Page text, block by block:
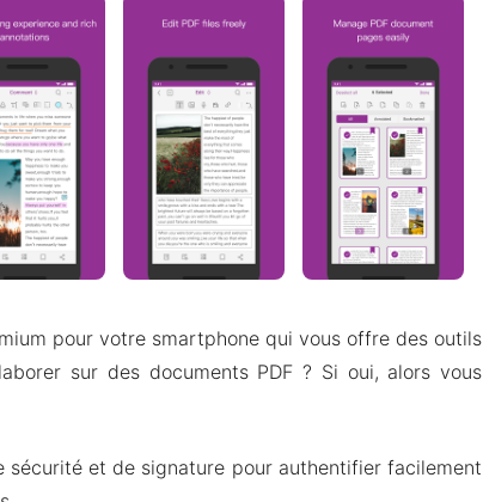
pour votre smartphone qui vous offre des outils
sur des documents PDF ? Si oui, alors vous
sécurité et de signature pour authentifier facilement